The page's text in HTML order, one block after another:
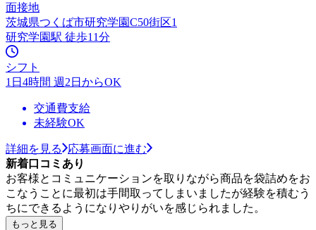
面接地
茨城県つくば市研究学園C50街区1
研究学園駅 徒歩11分
シフト
1日4時間 週2日からOK
交通費支給
未経験OK
詳細を見る
応募画面に進む
新着口コミあり
お客様とコミュニケーションを取りながら商品を袋詰めをお
こなうことに最初は手間取ってしまいましたが経験を積むう
ちにできるようになりやりがいを感じられました。
もっと見る